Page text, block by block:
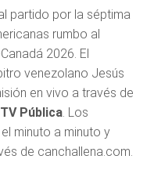
partido por la séptima
rumbo al
2026. El
venezolano Jesús
en vivo a través de
TV Pública. Los
minuto a minuto y
de canchallena.com.